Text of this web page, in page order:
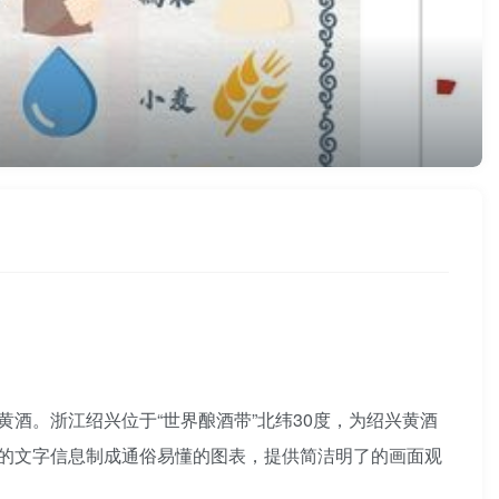
。浙江绍兴位于“世界酿酒带”北纬30度，为绍兴黄酒
字信息制成通俗易懂的图表，提供简洁明了的画面观